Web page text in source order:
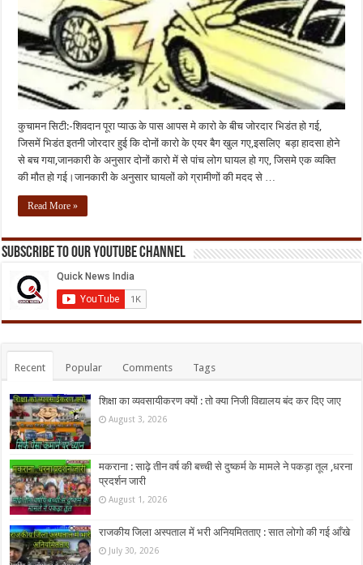
कुचामन सिटी:-शिवदान पूरा प्याऊ के पास आपस मे कारो के बीच जोरदार भिडंत हो गई,
जिसमें भिडंत इतनी जोरदार हुई कि दोनों कारो के एयर बैग खुल गए,इसलिए बड़ा हादसा होने
से बच गया,जानकारी के अनुसार दोनों कारो में से पांच लोग घायल हो गए, जिसमे एक व्यक्ति
की मौत हो गई।जानकारी के अनुसार घायलों को ग्रामीणों की मदद से …
Read More »
Subscribe to our Youtube Channel
Recent Popular Comments Tags
शिक्षा का व्यवसायीकरण क्यों : तो क्या निजी विद्यालय बंद कर दिए जाए
August 3, 2026
मकराना : साढ़े तीन वर्ष की बच्ची से दुष्कर्म के मामले ने पकड़ा तूल ,धरना
प्रदर्शन जारी
August 1, 2026
राजकीय जिला अस्पताल में भरी अनियमितताए : सात लोगो की गई आँखे
July 30, 2026